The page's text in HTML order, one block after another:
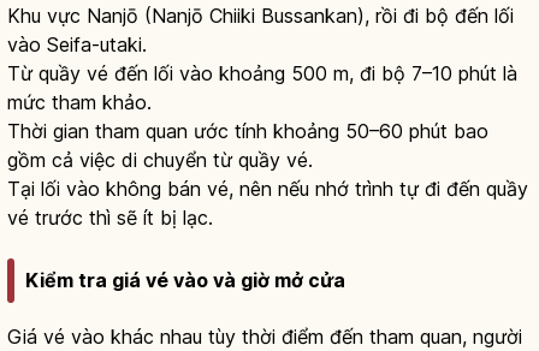
Khu vực Nanjō (Nanjō Chiiki Bussankan), rồi đi bộ đến lối
vào Seifa-utaki.
Từ quầy vé đến lối vào khoảng 500 m, đi bộ 7–10 phút là
mức tham khảo.
Thời gian tham quan ước tính khoảng 50–60 phút bao
gồm cả việc di chuyển từ quầy vé.
Tại lối vào không bán vé, nên nếu nhớ trình tự đi đến quầy
vé trước thì sẽ ít bị lạc.
Kiểm tra giá vé vào và giờ mở cửa
Giá vé vào khác nhau tùy thời điểm đến tham quan, người